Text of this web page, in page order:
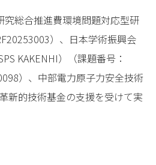
総合推進費環境問題対応型研
）、日本学術振興会
KAKENHI）（課題番号：
）、中部電力原子力安全技術
新的技術基金の支援を受けて実